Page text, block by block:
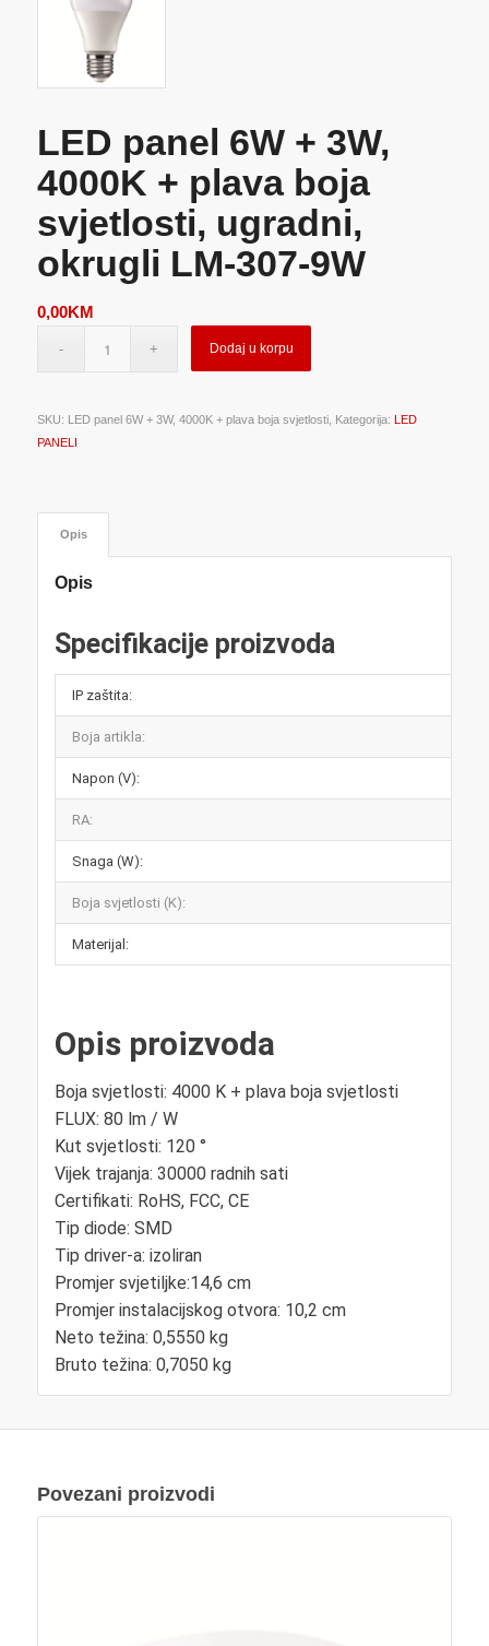
LED panel 6W + 3W,
4000K + plava boja
svjetlosti, ugradni,
okrugli LM-307-9W
0,00KM
Dodaj u korpu
SKU: LED panel 6W + 3W, 4000K + plava boja svjetlosti, Kategorija: LED
PANELI
Opis
Opis
Specifikacije proizvoda
IP zaštita:
Boja artikla:
Napon (V):
RA:
Snaga (W):
Boja svjetlosti (K):
Materijal:
Opis proizvoda
Boja svjetlosti: 4000 K + plava boja svjetlosti
FLUX: 80 lm / W
Kut svjetlosti: 120 °
Vijek trajanja: 30000 radnih sati
Certifikati: RoHS, FCC, CE
Tip diode: SMD
Tip driver-a: izoliran
Promjer svjetiljke:14,6 cm
Promjer instalacijskog otvora: 10,2 cm
Neto težina: 0,5550 kg
Bruto težina: 0,7050 kg
Povezani proizvodi